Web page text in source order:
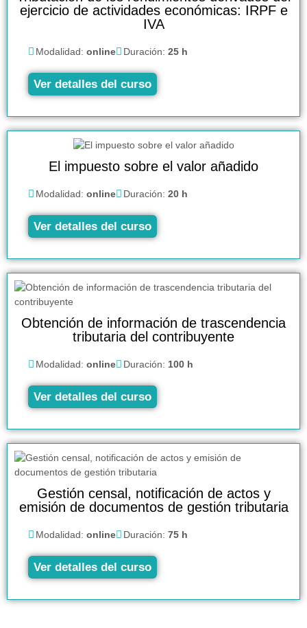
ejercicio de actividades económicas: IRPF e
IVA
Modalidad: online Duración: 25 h
Ver detalles del curso
El impuesto sobre el valor añadido
Modalidad: online Duración: 20 h
Ver detalles del curso
Obtención de información de trascendencia
tributaria del contribuyente
Modalidad: online Duración: 100 h
Ver detalles del curso
Gestión censal, notificación de actos y
emisión de documentos de gestión tributaria
Modalidad: online Duración: 75 h
Ver detalles del curso